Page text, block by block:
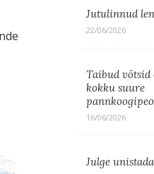
Jutulinnud
22/06/2026
Taibud võtsid
kokku suure
16/06/2026
Julge unistada